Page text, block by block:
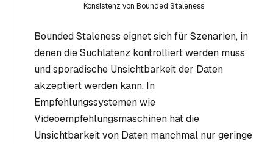
Konsistenz von Bounded Staleness
Bounded Staleness eignet sich für Szenarien, in
denen die Suchlatenz kontrolliert werden muss
und sporadische Unsichtbarkeit der Daten
akzeptiert werden kann. In
Empfehlungssystemen wie
Videoempfehlungsmaschinen hat die
Unsichtbarkeit von Daten manchmal nur geringe